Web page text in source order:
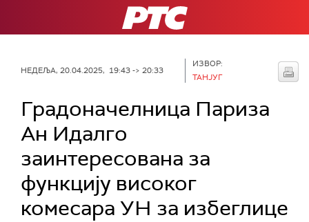
РТС
НЕДЕЉА, 20.04.2025, 19:43 -> 20:33
ИЗВОР:
ТАНЈУГ
Градоначелница Париза
Ан Идалго
заинтересована за
функцију високог
комесара УН за избеглице